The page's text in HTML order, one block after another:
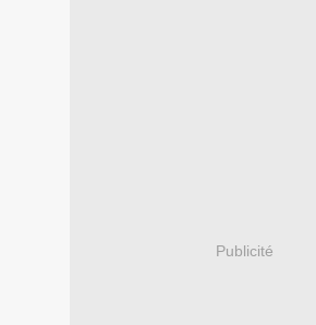
Publicité